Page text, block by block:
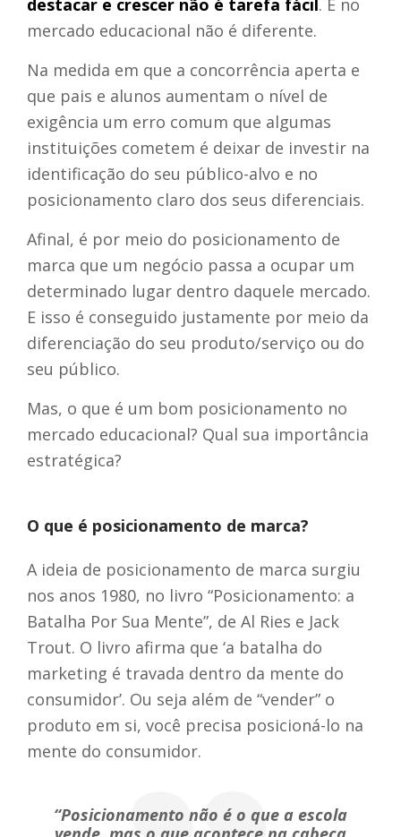
mercado educacional não é diferente.
Na medida em que a concorrência aperta e
que pais e alunos aumentam o nível de
exigência um erro comum que algumas
instituições cometem é deixar de investir na
identificação do seu público-alvo e no
posicionamento claro dos seus diferenciais.
Afinal, é por meio do posicionamento de
marca que um negócio passa a ocupar um
determinado lugar dentro daquele mercado.
E isso é conseguido justamente por meio da
diferenciação do seu produto/serviço ou do
seu público.
Mas, o que é um bom posicionamento no
mercado educacional? Qual sua importância
estratégica?
O que é posicionamento de marca?
A ideia de posicionamento de marca surgiu
nos anos 1980, no livro “Posicionamento: a
Batalha Por Sua Mente”, de Al Ries e Jack
Trout. O livro afirma que ‘a batalha do
marketing é travada dentro da mente do
consumidor’. Ou seja além de “vender” o
produto em si, você precisa posicioná-lo na
mente do consumidor.
“Posicionamento não é o que a escola